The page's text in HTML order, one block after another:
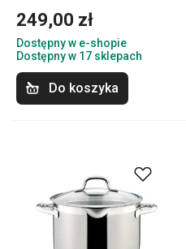
249,00 zł
Dostępny w e-shopie
Dostępny w 17 sklepach
Do koszyka